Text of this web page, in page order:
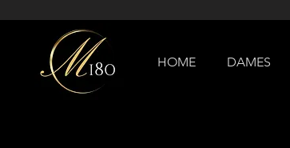
HOME DAMES